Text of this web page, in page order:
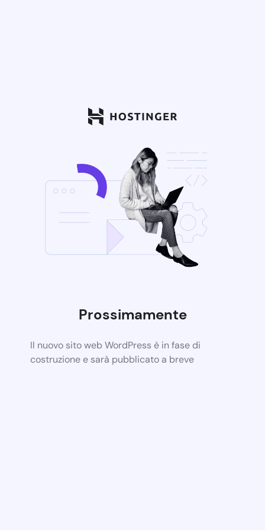
Prossimamente
Il nuovo sito web WordPress è in fase di
costruzione e sarà pubblicato a breve